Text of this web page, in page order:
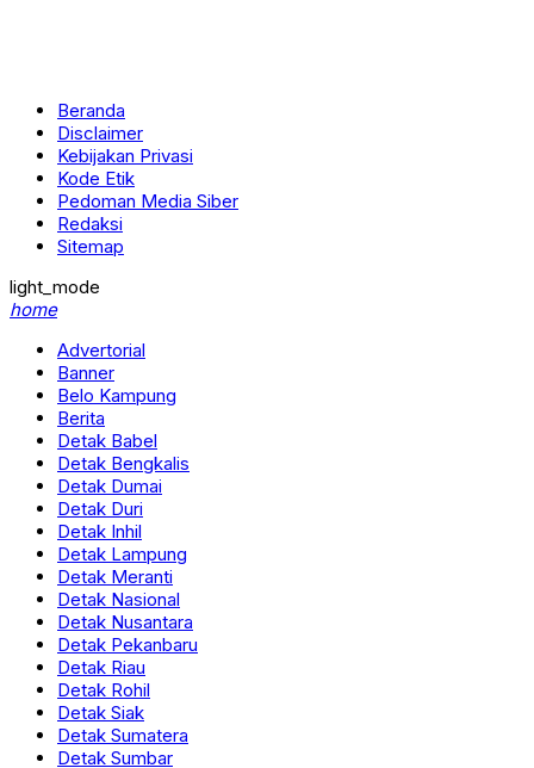
Beranda
Disclaimer
Kebijakan Privasi
Kode Etik
Pedoman Media Siber
Redaksi
Sitemap
light_mode
home
Advertorial
Banner
Belo Kampung
Berita
Detak Babel
Detak Bengkalis
Detak Dumai
Detak Duri
Detak Inhil
Detak Lampung
Detak Meranti
Detak Nasional
Detak Nusantara
Detak Pekanbaru
Detak Riau
Detak Rohil
Detak Siak
Detak Sumatera
Detak Sumbar